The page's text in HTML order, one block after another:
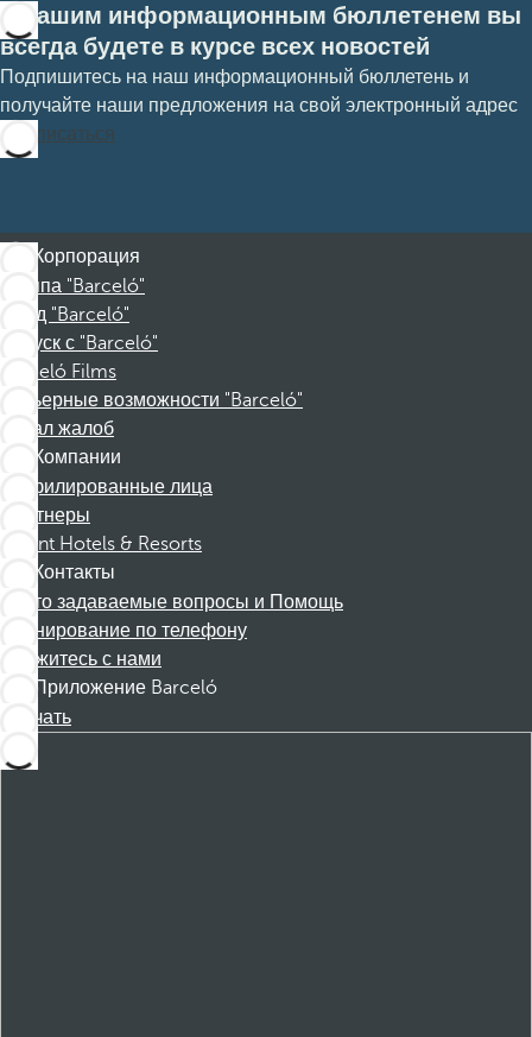
С нашим информационным бюллетенем вы
всегда будете в курсе всех новостей
Подпишитесь на наш информационный бюллетень и
получайте наши предложения на свой электронный адрес
Подписаться
Корпорация
Группа "Barceló"
Фонд "Barceló"
Отпуск с "Barceló"
Barceló Films
Карьерные возможности "Barceló"
Канал жалоб
Компании
Аффилированные лица
Партнеры
Dorint Hotels & Resorts
Контакты
Часто задаваемые вопросы и Помощь
Бронирование по телефону
Свяжитесь с нами
Приложение Barceló
Скачать